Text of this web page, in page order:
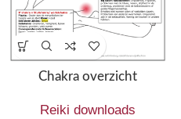
Chakra overzicht
Reiki downloads